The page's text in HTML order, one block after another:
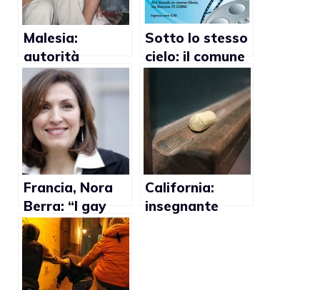
Malesia:
autorità
scolastiche
mandano 66
ragazzi
effemminati in
un campo anti-
gay
Sotto lo stesso
cielo: il comune
patrocinio alla
rassegna gay
Francia, Nora
Berra: “I gay
non possono
donare il
sangue perchè
hanno l’Aids”
California:
insegnante